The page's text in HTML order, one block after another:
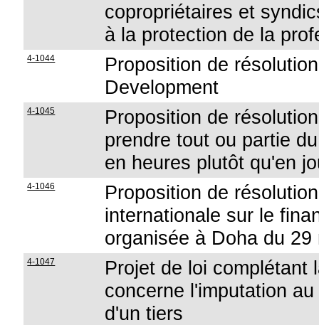
copropriétaires et
à la protection de la
4-1044
Proposition de
Development
4-1045
Proposition de
prendre tout ou partie
en heures plutôt qu'en
4-1046
Proposition de
internationale sur le
organisée à Doha du
4-1047
Projet de loi complétant
concerne l'imputation
d'un tiers